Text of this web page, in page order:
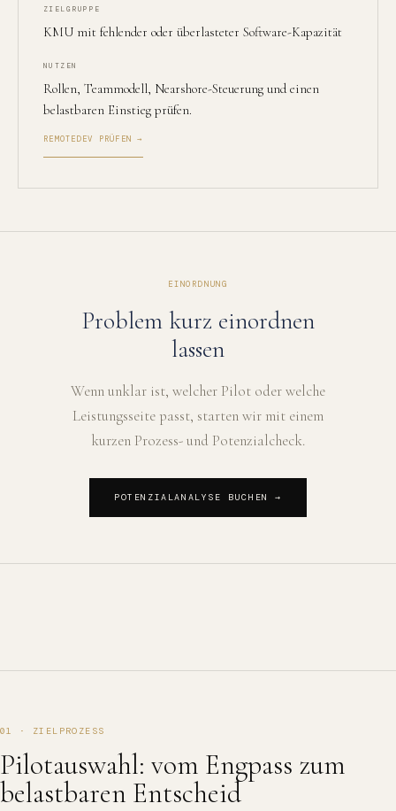
ZIELGRUPPE
KMU mit fehlender oder überlasteter Software-Kapazität
NUTZEN
Rollen, Teammodell, Nearshore-Steuerung und einen
belastbaren Einstieg prüfen.
REMOTEDEV PRÜFEN →
EINORDNUNG
Problem kurz einordnen
lassen
Wenn unklar ist, welcher Pilot oder welche
Leistungsseite passt, starten wir mit einem
kurzen Prozess- und Potenzialcheck.
POTENZIALANALYSE BUCHEN →
01 · ZIELPROZESS
Pilotauswahl: vom Engpass zum
belastbaren Entscheid